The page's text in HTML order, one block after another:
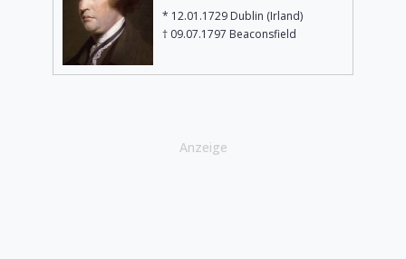
* 12.01.1729 Dublin (Irland)
† 09.07.1797 Beaconsfield
Anzeige